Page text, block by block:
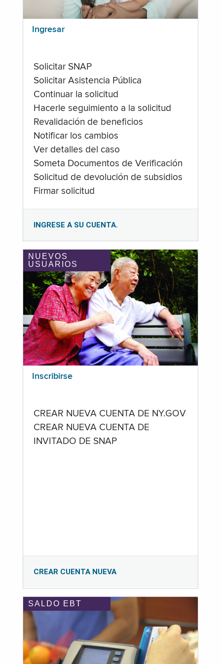
Ingresar
Solicitar SNAP
Solicitar Asistencia Pública
Continuar la solicitud
Hacerle seguimiento a la solicitud
Revalidación de beneficios
Notificar los cambios
Ver detalles del caso
Someta Documentos de Verificación
Solicitud de devolución de subsidios
Firmar solicitud
INGRESE A SU CUENTA.
NUEVOS
USUARIOS
Inscribirse
CREAR NUEVA CUENTA DE NY.GOV
CREAR NUEVA CUENTA DE
INVITADO DE SNAP
CREAR CUENTA NUEVA
SALDO EBT